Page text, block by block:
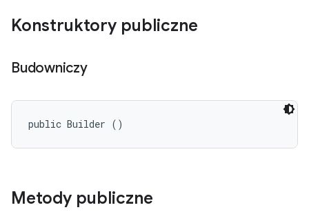
Konstruktory publiczne
Budowniczy
public Builder ()
Metody publiczne